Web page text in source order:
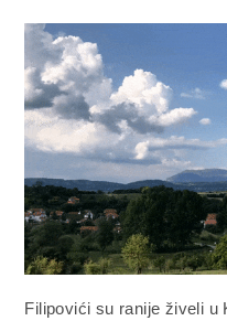
Filipovići su ranije živeli u